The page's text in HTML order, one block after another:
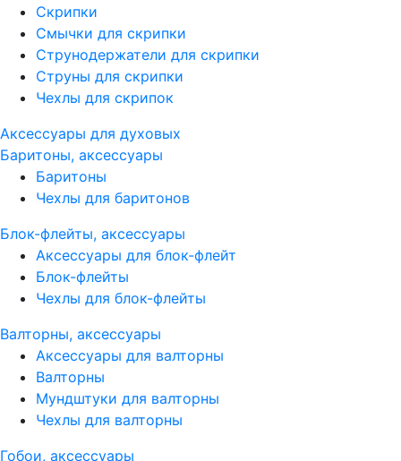
Скрипки
Смычки для скрипки
Струнодержатели для скрипки
Струны для скрипки
Чехлы для скрипок
Аксессуары для духовых
Баритоны, аксессуары
Баритоны
Чехлы для баритонов
Блок-флейты, аксессуары
Аксессуары для блок-флейт
Блок-флейты
Чехлы для блок-флейты
Валторны, аксессуары
Аксессуары для валторны
Валторны
Мундштуки для валторны
Чехлы для валторны
Гобои, аксессуары